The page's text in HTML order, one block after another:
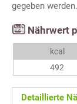
gegeben
Nährwert
kcal
492
Detaillierte